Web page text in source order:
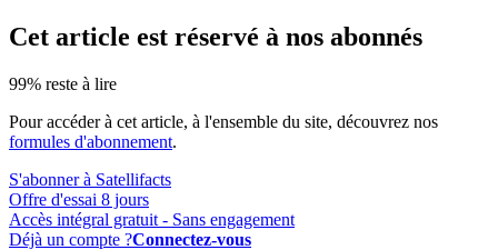
Cet article est réservé à nos abonnés
99% reste à lire
Pour accéder à cet article, à l'ensemble du site, découvrez nos
formules d'abonnement.
S'abonner à Satellifacts
Offre d'essai 8 jours
Accès intégral gratuit - Sans engagement
Déjà un compte ?Connectez-vous